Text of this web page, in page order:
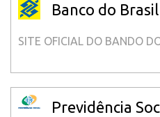
Banco do Brasil
SITE OFICIAL DO BANDO
Previdência